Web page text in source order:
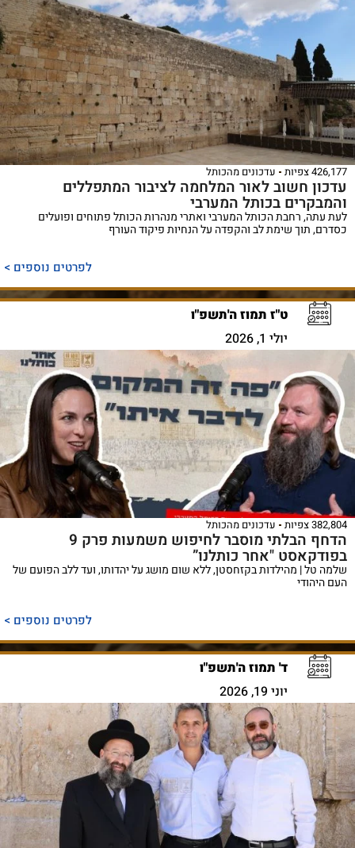
426,177 צפיות עדכונים מהכותל
עדכון חשוב לאור המלחמה לציבור המתפללים
והמבקרים בכותל המערבי
לעת עתה, רחבת הכותל המערבי ואתרי מנהרות הכותל פתוחים ופועלים
כסדרם, תוך שימת לב והקפדה על הנחיות פיקוד העורף
לפרטים נוספים >
ט"ז תמוז ה'תשפ"ו
יולי 1, 2026
382,804 צפיות עדכונים מהכותל
הדחף הבלתי מוסבר לחיפוש משמעות פרק 9
בפודקאסט "אחר כותלנו”
שלמה טל | מהילדות בקזחסטן, ללא שום מושג על יהדותו, ועד ללב הפועם של
העם היהודי
לפרטים נוספים >
ד' תמוז ה'תשפ"ו
יוני 19, 2026